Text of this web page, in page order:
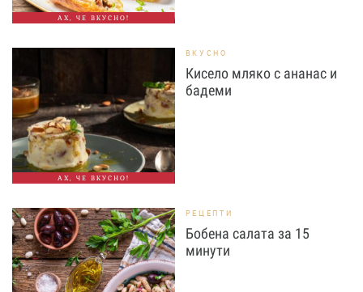
АХ, ЧЕ ВКУСНО!
АХ, ЧЕ ВКУСНО!
ВКУСНО
Кисело мляко с ананас и
бадеми
РЕЦЕПТИ
Бобена салата за 15
минути